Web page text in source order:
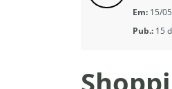
Em: 15/
Pub.: 15